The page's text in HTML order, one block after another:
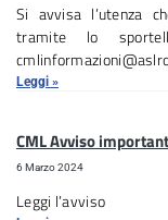
Si avvisa l’utenza
tramite lo
Leggi »
CML Avviso
6 Marzo 2024
Leggi l’avviso